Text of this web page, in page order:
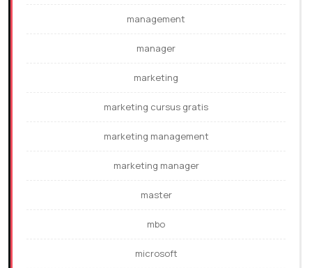
management
manager
marketing
marketing cursus gratis
marketing management
marketing manager
master
mbo
microsoft